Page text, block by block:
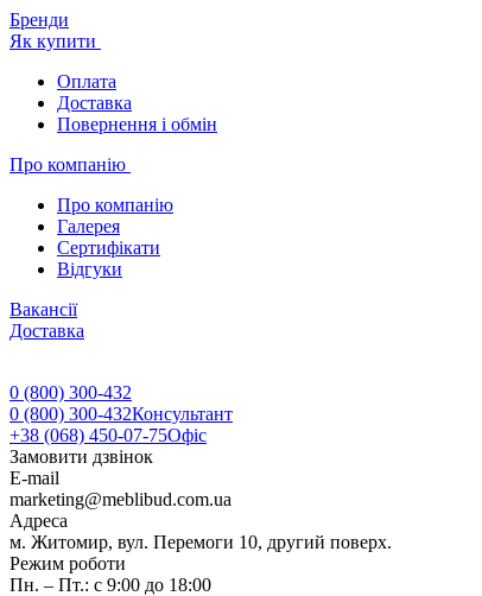
Бренди
Як купити
Оплата
Доставка
Повернення і обмін
Про компанію
Про компанію
Галерея
Сертифікати
Відгуки
Вакансії
Доставка
0 (800) 300-432
0 (800) 300-432Консультант
+38 (068) 450-07-75Офіс
Замовити дзвінок
E-mail
marketing@meblibud.com.ua
Адреса
м. Житомир, вул. Перемоги 10, другий поверх.
Режим роботи
Пн. – Пт.: с 9:00 до 18:00